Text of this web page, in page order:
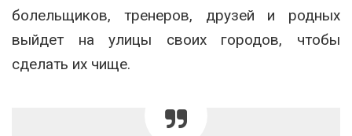
болельщиков, тренеров, друзей и родных
выйдет на улицы своих городов, чтобы
сделать их чище.